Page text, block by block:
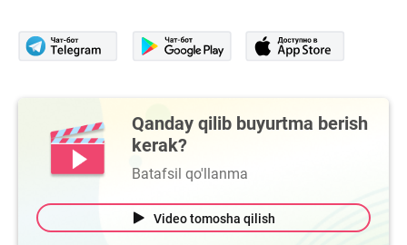
Qanday qilib buyurtma berish
kerak?
Batafsil qo'llanma
Video tomosha qilish